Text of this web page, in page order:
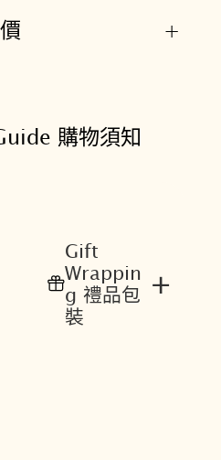
+
購物須知
Gift
Wrappin
g 禮品包
裝
+